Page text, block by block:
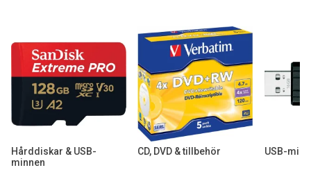
Hårddiskar & USB-
minnen
CD, DVD & tillbehör USB-